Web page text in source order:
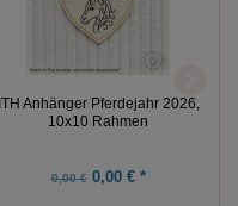
ITH Anhänger Pferdejahr 2026,
10x10 Rahmen
0,00 €0,00 € *